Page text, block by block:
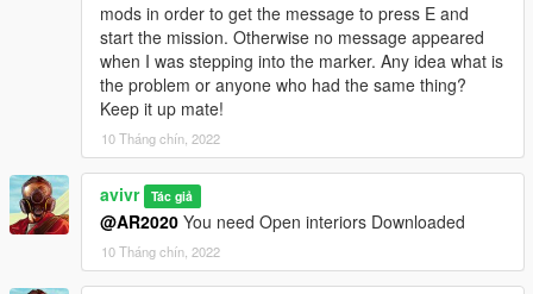
mods in order to get the message to press E and
start the mission. Otherwise no message appeared
when I was stepping into the marker. Any idea what is
the problem or anyone who had the same thing?
Keep it up mate!
10 Tháng chín, 2022
avivr Tác giả
@AR2020 You need Open interiors Downloaded
10 Tháng chín, 2022